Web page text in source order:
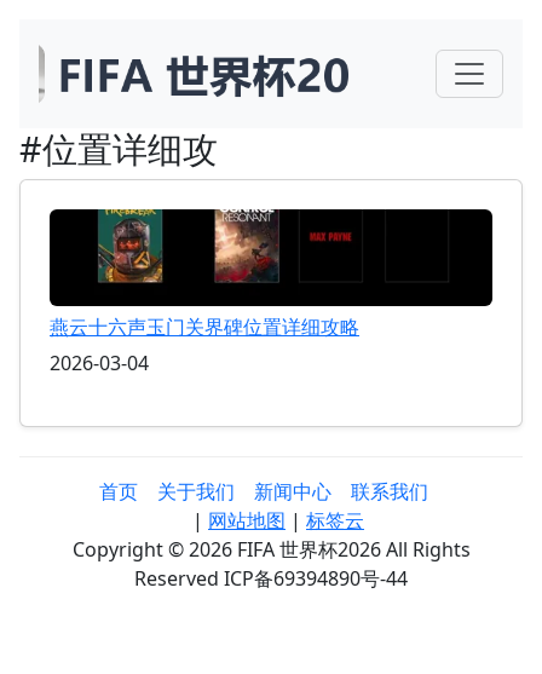
#位置详细攻
燕云十六声玉门关界碑位置详细攻略
2026-03-04
首页 关于我们 新闻中心
联系我们
| 网站地图 | 标签云
Copyright © 2026 FIFA 世界杯2026 All Rights
Reserved ICP备69394890号-44